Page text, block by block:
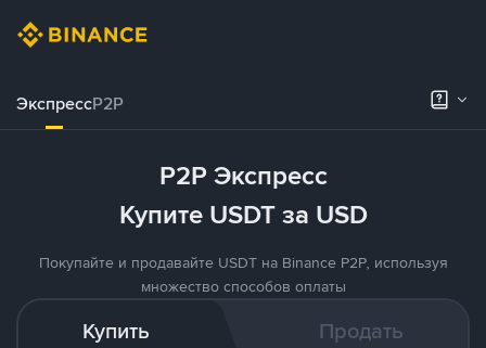
ЭкспрессP2P
P2P Экспресс
Купите USDT за USD
Покупайте и продавайте USDT на Binance P2P, используя
множество способов оплаты
Купить Продать